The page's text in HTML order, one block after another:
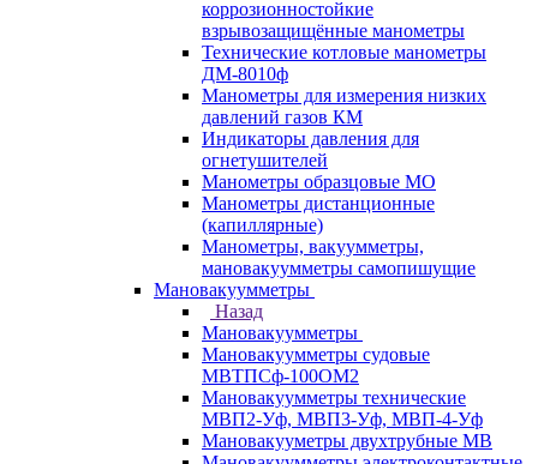
коррозионностойкие
взрывозащищённые манометры
Технические котловые манометры
ДМ-8010ф
Манометры для измерения низких
давлений газов КМ
Индикаторы давления для
огнетушителей
Манометры образцовые МО
Манометры дистанционные
(капиллярные)
Манометры, вакуумметры,
мановакуумметры самопишущие
Мановакуумметры
Назад
Мановакуумметры
Мановакуумметры судовые
МВТПСф-100ОМ2
Мановакуумметры технические
МВП2-Уф, МВП3-Уф, МВП-4-Уф
Мановакууметры двухтрубные МВ